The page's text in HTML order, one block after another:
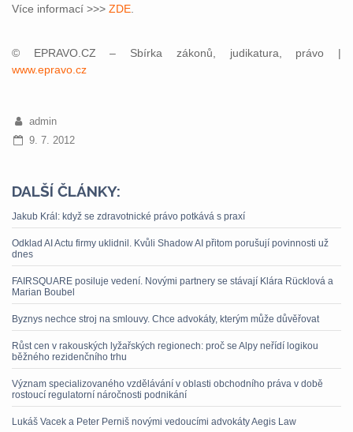
Více informací >>> ZDE
© EPRAVO.CZ – Sbírka zákonů, judikatura, právo |
www.epravo.cz
admin
9. 7. 2012
DALŠÍ ČLÁNKY:
Jakub Král: když se zdravotnické právo potkává s praxí
Odklad AI Actu firmy uklidnil. Kvůli Shadow AI přitom porušují povinnosti už
dnes
FAIRSQUARE posiluje vedení. Novými partnery se stávají Klára Rücklová a
Marian Boubel
Byznys nechce stroj na smlouvy. Chce advokáty, kterým může důvěřovat
Růst cen v rakouských lyžařských regionech: proč se Alpy neřídí logikou
běžného rezidenčního trhu
Význam specializovaného vzdělávání v oblasti obchodního práva v době
rostoucí regulatorní náročnosti podnikání
Lukáš Vacek a Peter Perniš novými vedoucími advokáty Aegis Law